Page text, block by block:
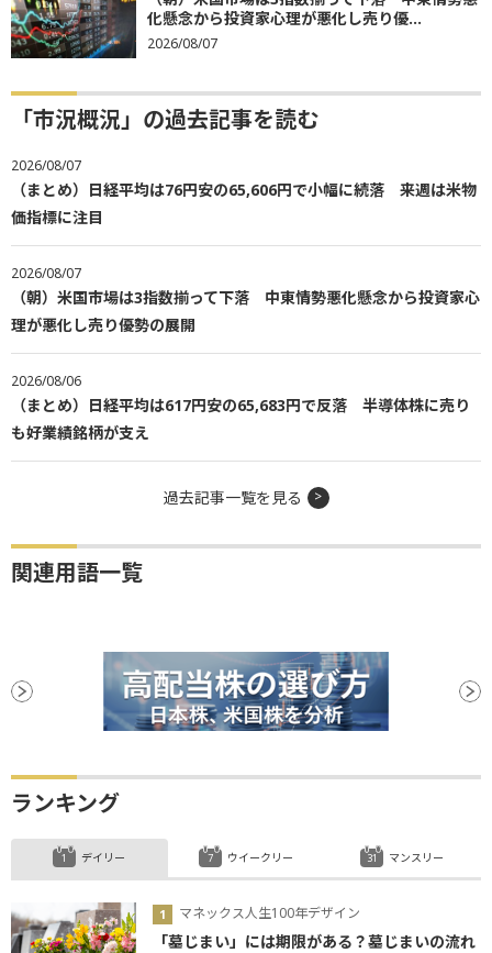
化懸念から投資家心理が悪化し売り優...
2026/08/07
「市況概況」の過去記事を読む
2026/08/07
（まとめ）日経平均は76円安の65,606円で小幅に続落 来週は米物
価指標に注目
2026/08/07
（朝）米国市場は3指数揃って下落 中東情勢悪化懸念から投資家心
理が悪化し売り優勢の展開
2026/08/06
（まとめ）日経平均は617円安の65,683円で反落 半導体株に売り
も好業績銘柄が支え
過去記事一覧を見る
関連用語一覧
ランキング
デイリー
マネックス人生100年デザイン
「墓じまい」には期限がある？墓じまいの流れ
ウイークリー マンスリー